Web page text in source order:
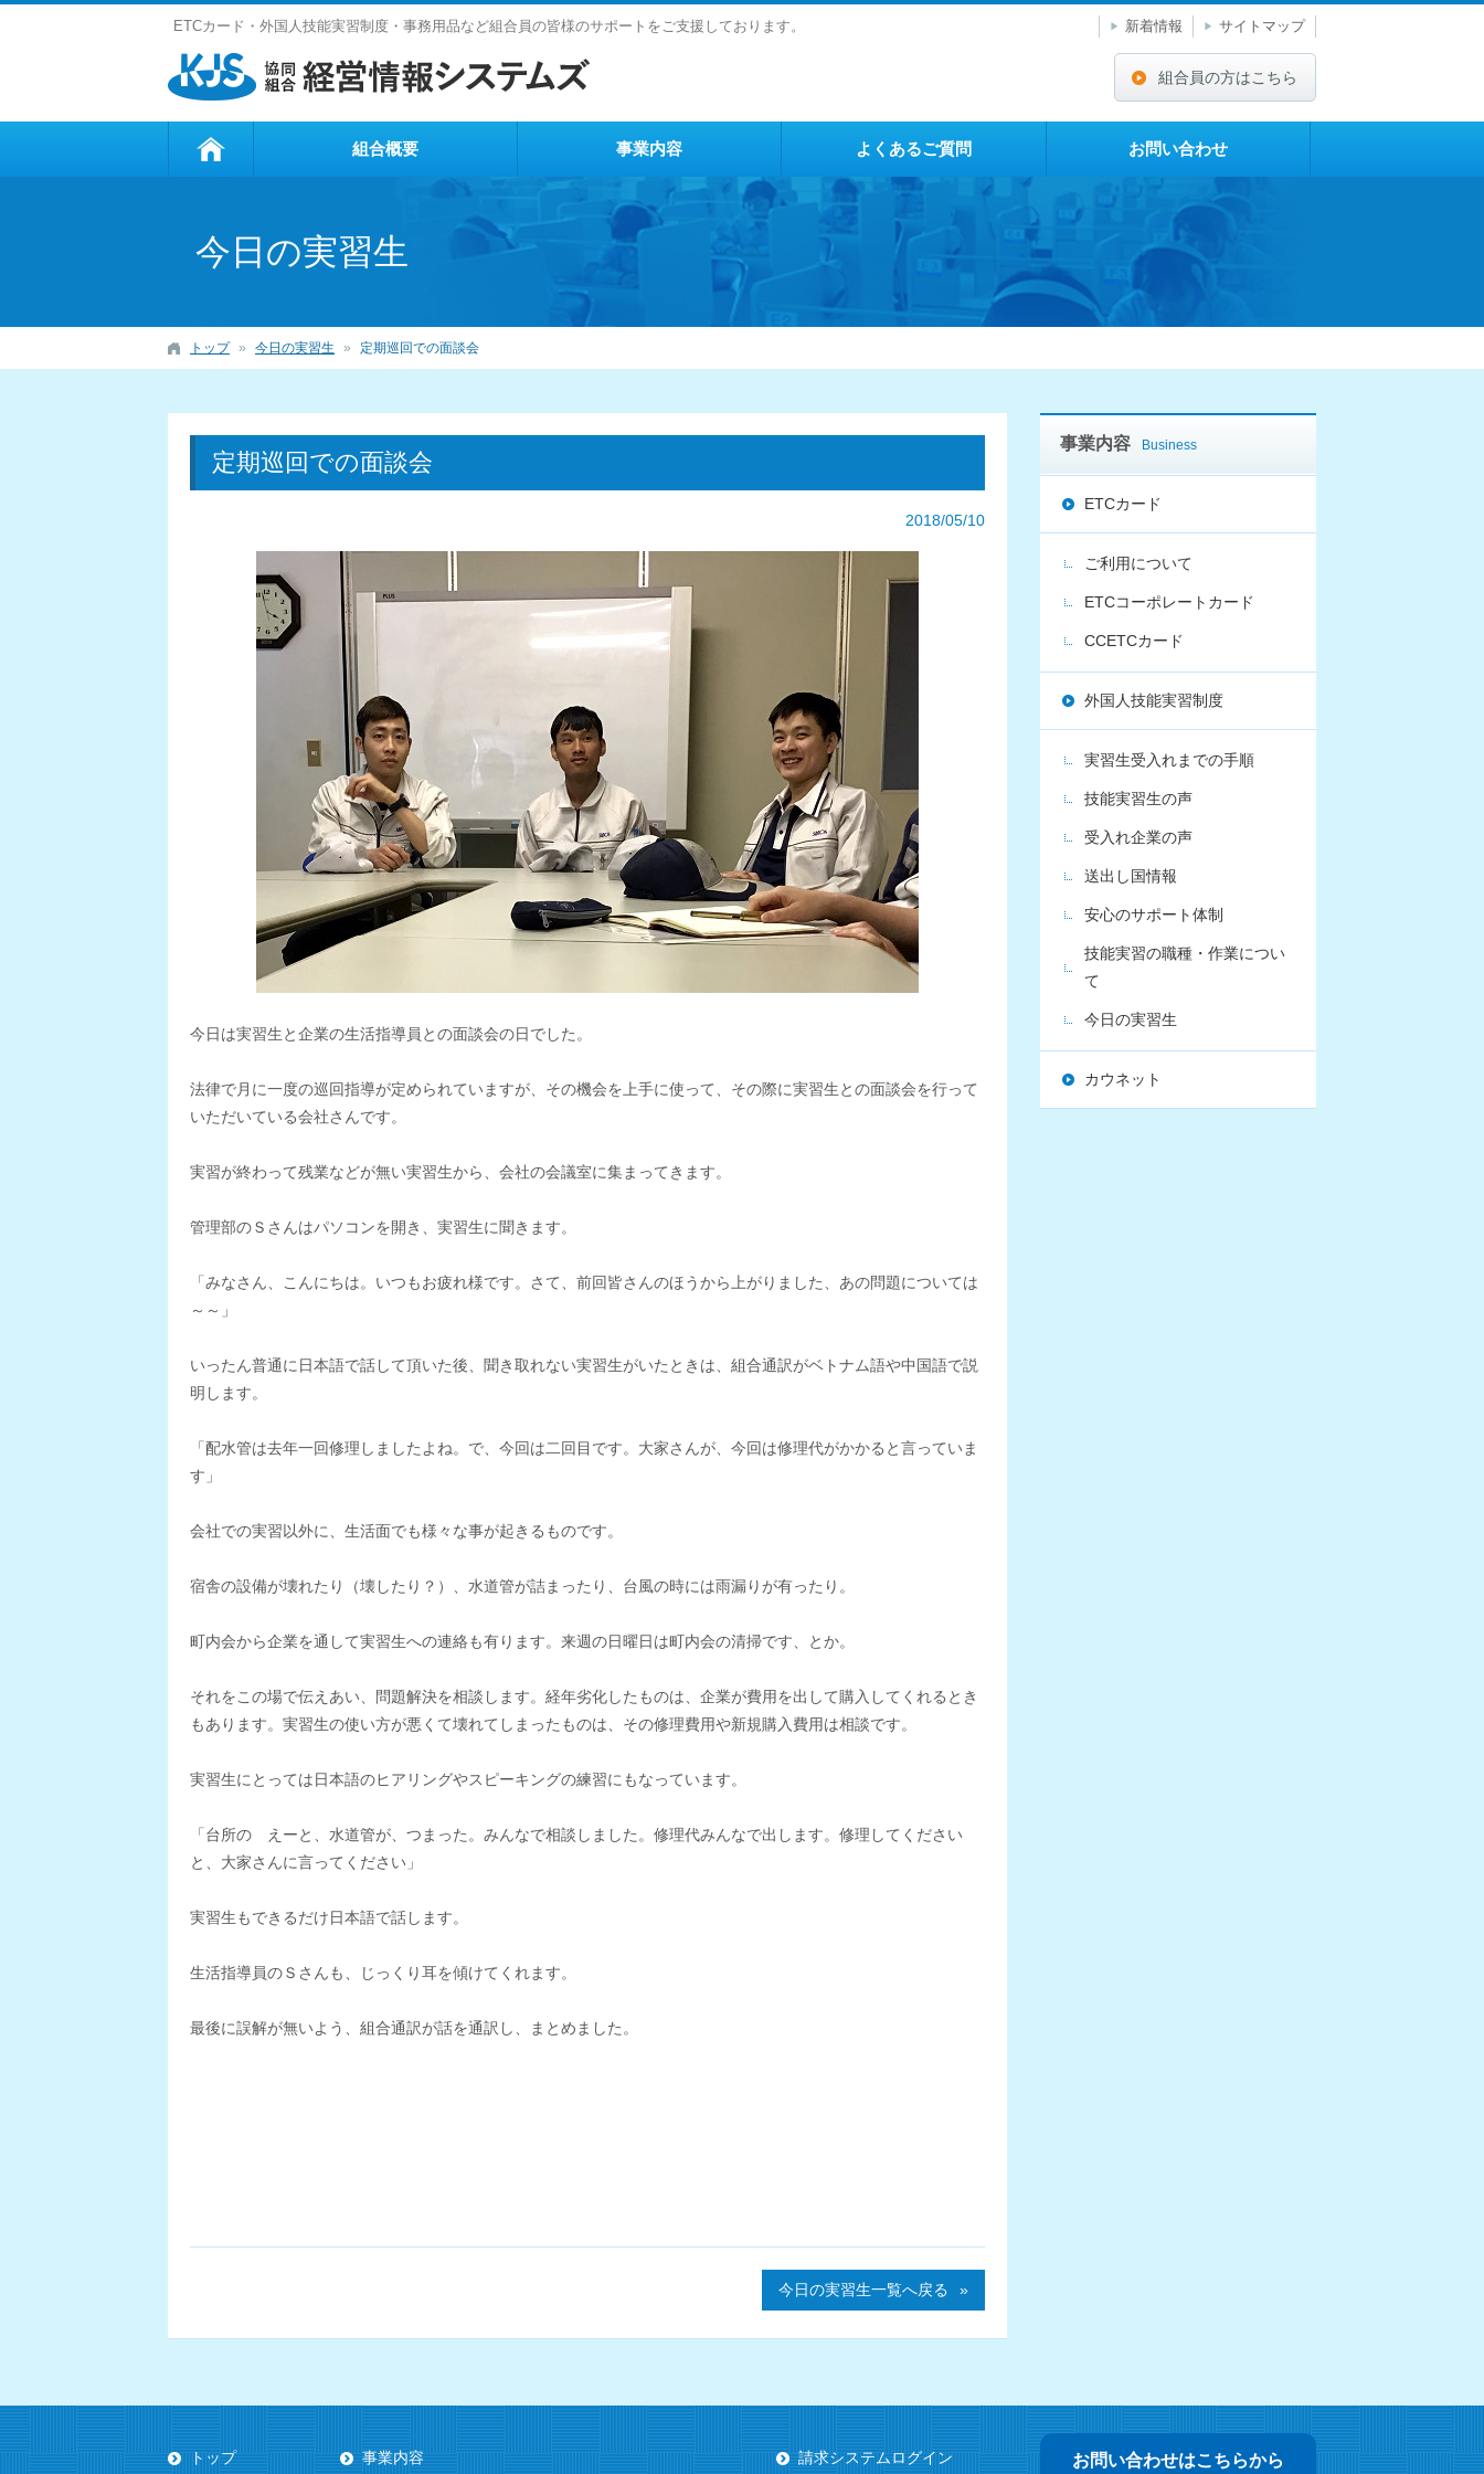
ETCカード・外国人技能実習制度・事務用品など組合員の皆様のサポートをご支援しております。 新着情報 サイトマップ
組合員の方はこちら
組合概要 事業内容 よくあるご質問 お問い合わせ
今日の実習生
トップ 今日の実習生 定期巡回での面談会
定期巡回での面談会
2018/05/10
今日は実習生と企業の生活指導員との面談会の日でした。
法律で月に一度の巡回指導が定められていますが、その機会を上手に使って、その際に実習生との面談会を行って
いただいている会社さんです。
実習が終わって残業などが無い実習生から、会社の会議室に集まってきます。
管理部のＳさんはパソコンを開き、実習生に聞きます。
「みなさん、こんにちは。いつもお疲れ様です。さて、前回皆さんのほうから上がりました、あの問題については
～～」
いったん普通に日本語で話して頂いた後、聞き取れない実習生がいたときは、組合通訳がベトナム語や中国語で説
明します。
「配水管は去年一回修理しましたよね。で、今回は二回目です。大家さんが、今回は修理代がかかると言っていま
す」
会社での実習以外に、生活面でも様々な事が起きるものです。
宿舎の設備が壊れたり（壊したり？）、水道管が詰まったり、台風の時には雨漏りが有ったり。
町内会から企業を通して実習生への連絡も有ります。来週の日曜日は町内会の清掃です、とか。
それをこの場で伝えあい、問題解決を相談します。経年劣化したものは、企業が費用を出して購入してくれるとき
もあります。実習生の使い方が悪くて壊れてしまったものは、その修理費用や新規購入費用は相談です。
実習生にとっては日本語のヒアリングやスピーキングの練習にもなっています。
「台所の えーと、水道管が、つまった。みんなで相談しました。修理代みんなで出します。修理してください
と、大家さんに言ってください」
実習生もできるだけ日本語で話します。
生活指導員のＳさんも、じっくり耳を傾けてくれます。
最後に誤解が無いよう、組合通訳が話を通訳し、まとめました。
今日の実習生一覧へ戻る
事業内容
ETCカード
ご利用について
ETCコーポレートカード
CCETCカード
外国人技能実習制度
実習生受入れまでの手順
技能実習生の声
受入れ企業の声
送出し国情報
安心のサポート体制
技能実習の職種・作業につい
て
今日の実習生
カウネット
トップ 事業内容 請求システムログイン お問い合わせはこちらから